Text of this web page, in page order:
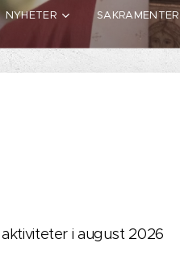
NYHETER SAKRAMENTER
i august 2026